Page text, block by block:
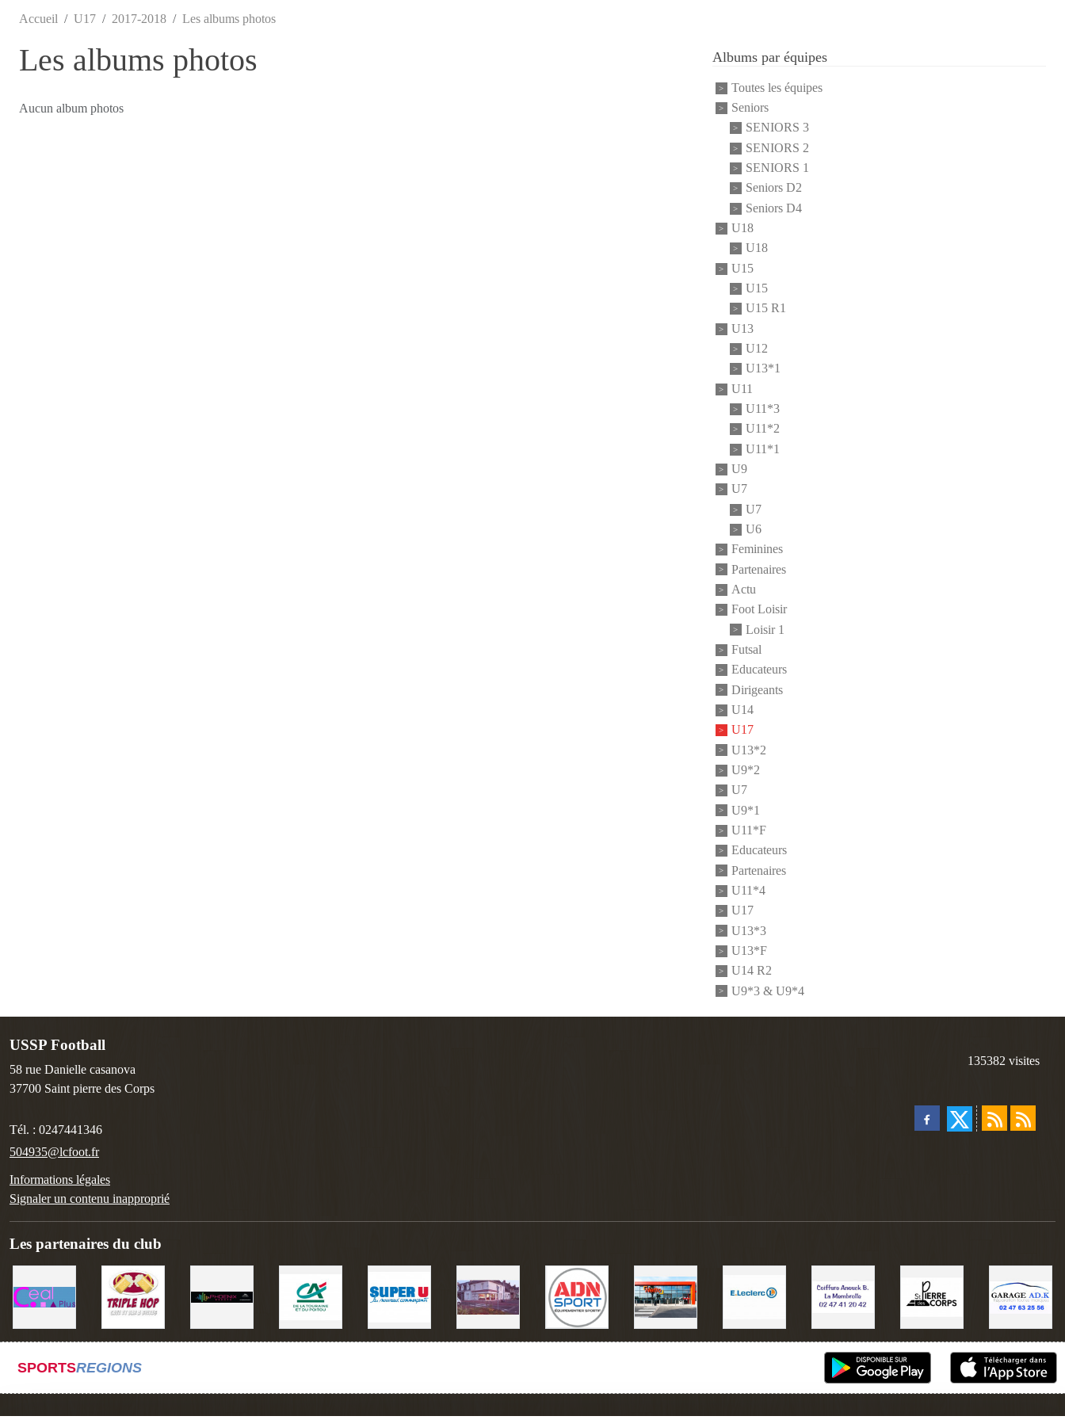
Accueil U17 2017-2018 Les albums photos
Les albums photos
Aucun album photos
Albums par équipes
Toutes les équipes
Seniors
SENIORS 3
SENIORS 2
SENIORS 1
Seniors D2
Seniors D4
U18
U18
U15
U15
U15 R1
U13
U12
U13*1
U11
U11*3
U11*2
U11*1
U9
U7
U7
U6
Feminines
Partenaires
Actu
Foot Loisir
Loisir 1
Futsal
Educateurs
Dirigeants
U14
U17
U13*2
U9*2
U7
U9*1
U11*F
Educateurs
Partenaires
U11*4
U17
U13*3
U13*F
U14 R2
U9*3 & U9*4
USSP Football
58 rue Danielle casanova
37700 Saint pierre des Corps
Tél. : 0247441346
504935@lcfoot.fr
Informations légales
Signaler un contenu inapproprié
135382 visites
Les partenaires du club
SPORTSREGIONS